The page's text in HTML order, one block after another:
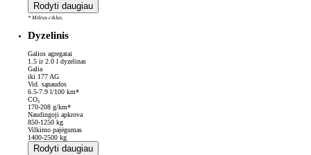
Rodyti daugiau
* Mišrus ciklas.
Dyzelinis
Galios agregatai
1.5 ir 2.0 l dyzelinas
Galia
iki 177 AG
Vid. sąnaudos
6.5-7.9 l/100 km*
CO₂
170-208 g/km*
Naudingoji apkrova
850-1250 kg
Vilkimo pajėgumas
1400-2500 kg
Rodyti daugiau